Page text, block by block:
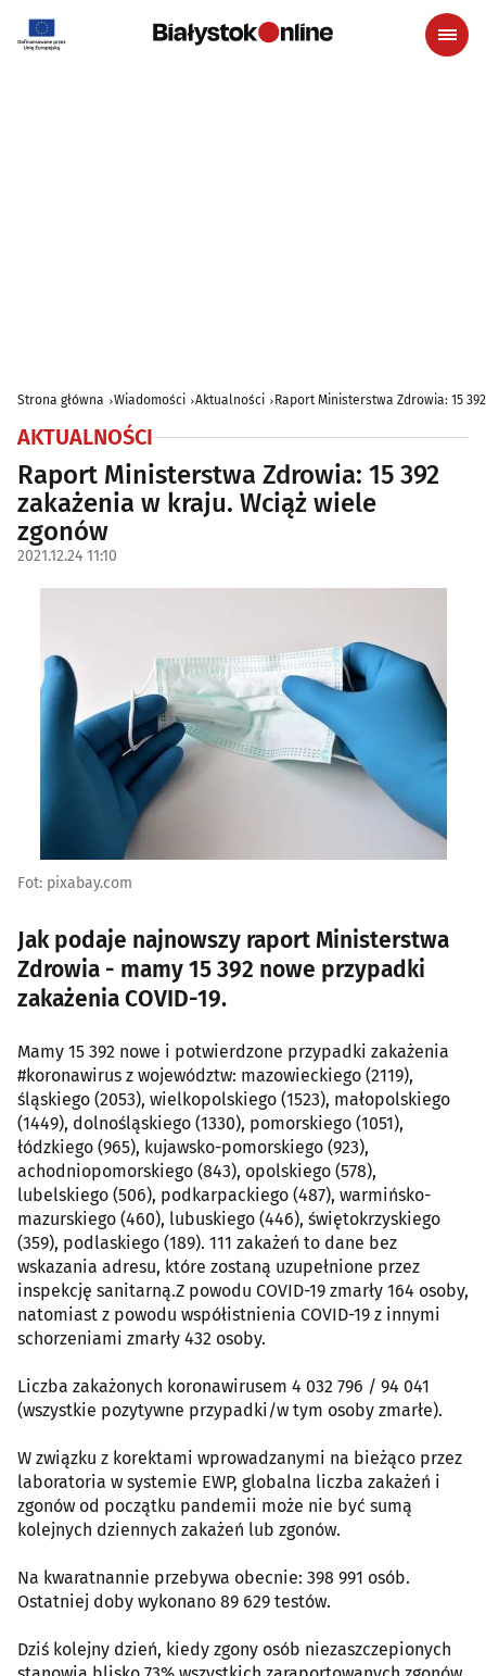
Strona główna Wiadomości Aktualności Raport Ministerstwa Zdrowia: 15
AKTUALNOŚCI
Raport Ministerstwa Zdrowia: 15 392
zakażenia w kraju. Wciąż wiele
zgonów
2021.12.24 11:10
Fot: pixabay.com
Jak podaje najnowszy raport Ministerstwa
Zdrowia - mamy 15 392 nowe przypadki
zakażenia COVID-19.
Mamy 15 392 nowe i potwierdzone przypadki zakażenia
#koronawirus z województw: mazowieckiego (2119),
śląskiego (2053), wielkopolskiego (1523), małopolskiego
(1449), dolnośląskiego (1330), pomorskiego (1051),
łódzkiego (965), kujawsko-pomorskiego (923),
achodniopomorskiego (843), opolskiego (578),
lubelskiego (506), podkarpackiego (487), warmińsko-
mazurskiego (460), lubuskiego (446), świętokrzyskiego
(359), podlaskiego (189). 111 zakażeń to dane bez
wskazania adresu, które zostaną uzupełnione przez
inspekcję sanitarną.Z powodu COVID-19 zmarły 164 osoby,
natomiast z powodu współistnienia COVID-19 z innymi
schorzeniami zmarły 432 osoby.
Liczba zakażonych koronawirusem 4 032 796 / 94 041
(wszystkie pozytywne przypadki/w tym osoby zmarłe).
W związku z korektami wprowadzanymi na bieżąco przez
laboratoria w systemie EWP, globalna liczba zakażeń i
zgonów od początku pandemii może nie być sumą
kolejnych dziennych zakażeń lub zgonów.
Na kwaratnannie przebywa obecnie: 398 991 osób.
Ostatniej doby wykonano 89 629 testów.
Dziś kolejny dzień, kiedy zgony osób niezaszczepionych